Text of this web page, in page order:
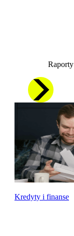
Raporty
Kredyty i finanse